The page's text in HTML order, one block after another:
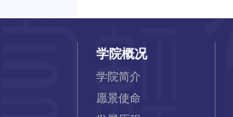
学院概况
学院简介
愿景使命